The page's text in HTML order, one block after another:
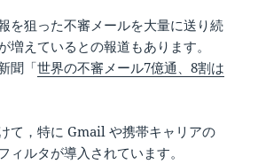
を狙った不審メールを大量に送り続
増えているとの報道もあります。
聞「世界の不審メール7億通、8割は
て，特に Gmail や携帯キャリアの
ィルタが導入されています。